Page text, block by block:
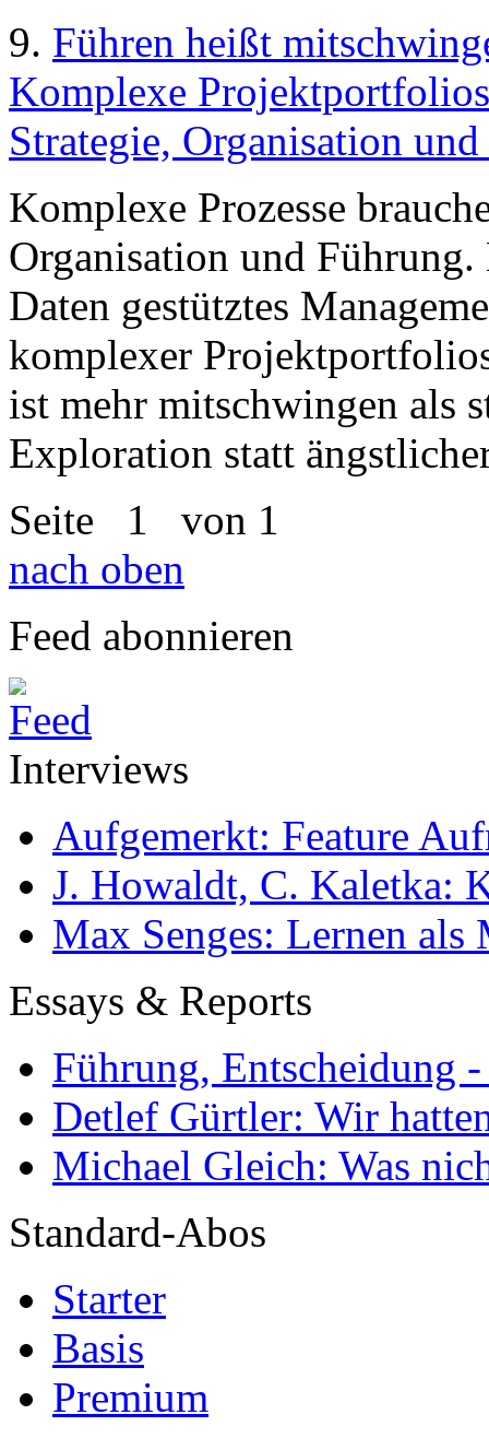
9. Führen heißt
Komplexe
Strategie, Organisation
Komplexe Prozesse
Organisation und Führung.
Daten gestütztes
komplexer
ist mehr mitschwingen als
Exploration statt
Seite 1 von 1
nach oben
Feed abonnieren
Interviews
Aufgemerkt: Feature
J. Howaldt, C. Kaletka:
Max Senges: Lernen als
Essays & Reports
Führung, Entscheidung
Detlef Gürtler: Wir
Michael Gleich: Was
Standard-Abos
Starter
Basis
Premium